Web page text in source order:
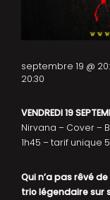
VENDREDI 19
Nirvana – Cover –
1h45 – tarif unique
Qui n’a pas rêvé de
trio légendaire sur
septembre 19 @
20:30